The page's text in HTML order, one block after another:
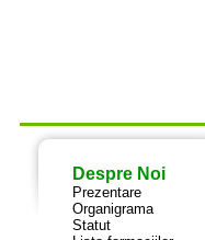
Despre Noi
Prezentare
Organigrama
Statut